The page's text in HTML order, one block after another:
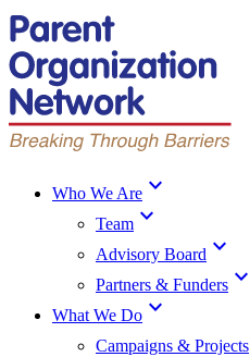
Who We Are expand_more
Team expand_more
Advisory Board expand_more
Partners & Funders expand_more
What We Do expand_more
Campaigns & Projects